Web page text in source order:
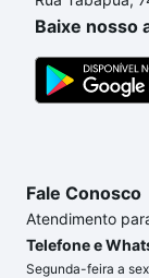
processo de
custa
gente para
segurança e
Baixe nosso
Fale Conosco
Atendimento
Telefone e
Segunda-feira a